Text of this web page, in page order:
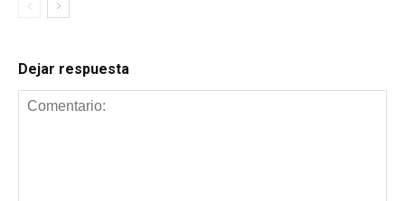
Dejar respuesta